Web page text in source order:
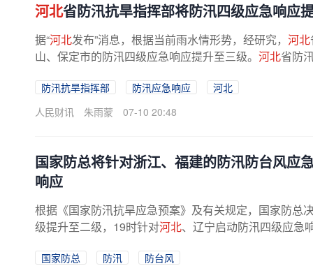
河北省防汛抗旱指挥部将防汛四级应急响应
据“河北发布”消息，根据当前雨水情形势，经研究， 河北
山、保定市的防汛四级应急响应提升至三级。 河北省防
防汛抗旱指挥部 防汛应急响应
河北
人民财讯
朱雨蒙 07-10 20:48
国家防总将针对浙江、福建的防汛防台风应
响应
根据《国家防汛抗旱应急预案》及有关规定，国家防总
级提升至二级，19时针对河北、辽宁启动防汛四级应急
国家防总 防汛 防台风